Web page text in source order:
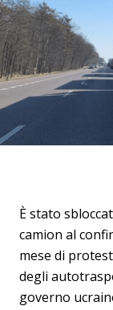
È stato
camion al
mese di
degli
governo